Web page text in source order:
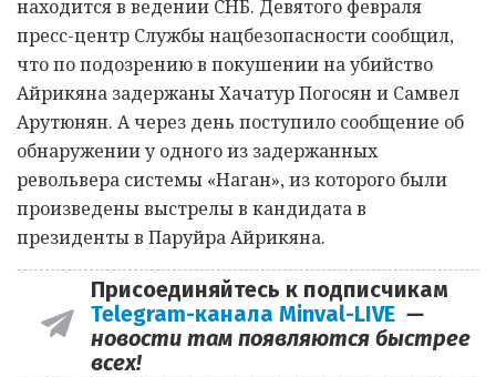
находится в ведении СНБ. Девятого февраля
пресс-центр Службы нацбезопасности сообщил,
что по подозрению в покушении на убийство
Айрикяна задержаны Хачатур Погосян и Самвел
Арутюнян. А через день поступило сообщение об
обнаружении у одного из задержанных
револьвера системы «Наган», из которого были
произведены выстрелы в кандидата в
президенты в Паруйра Айрикяна.
Присоединяйтесь к подписчикам
Telegram-канала Minval-LIVE —
новости там появляются быстрее
всех!